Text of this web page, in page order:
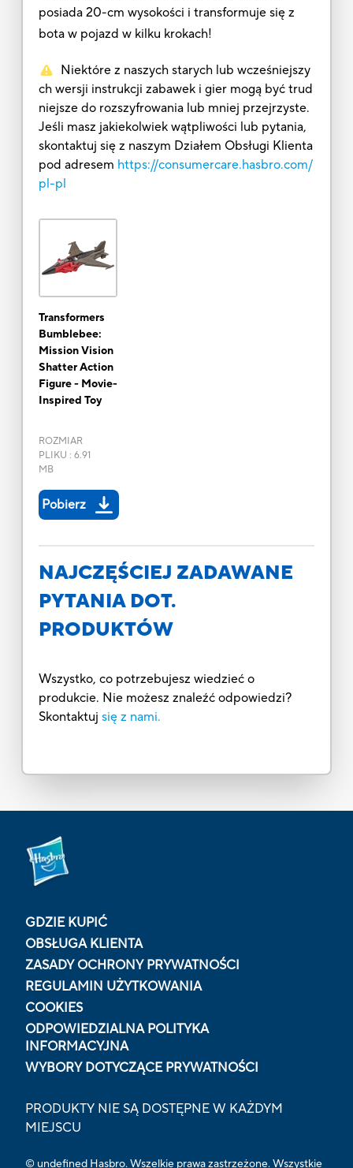
posiada 20-cm wysokości i transformuje się z
bota w pojazd w kilku krokach!
Niektóre z naszych starych lub wcześniejszy
ch wersji instrukcji zabawek i gier mogą być trud
niejsze do rozszyfrowania lub mniej przejrzyste.
Jeśli masz jakiekolwiek wątpliwości lub pytania,
skontaktuj się z naszym Działem Obsługi Klienta
pod adresem https://consumercare.hasbro.com/
pl-pl
Transformers
Bumblebee:
Mission Vision
Shatter Action
Figure - Movie-
Inspired Toy
ROZMIAR
PLIKU : 6.91
MB
Pobierz
NAJCZĘŚCIEJ ZADAWANE
PYTANIA DOT.
PRODUKTÓW
Wszystko, co potrzebujesz wiedzieć o
produkcie. Nie możesz znaleźć odpowiedzi?
Skontaktuj się z nami.
GDZIE KUPIĆ
OBSŁUGA KLIENTA
ZASADY OCHRONY PRYWATNOŚCI
REGULAMIN UŻYTKOWANIA
COOKIES
ODPOWIEDZIALNA POLITYKA
INFORMACYJNA
WYBORY DOTYCZĄCE PRYWATNOŚCI
PRODUKTY NIE SĄ DOSTĘPNE W KAŻDYM
MIEJSCU
© undefined Hasbro. Wszelkie prawa zastrzeżone. Wszystkie